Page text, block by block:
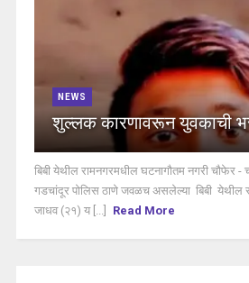
NEWS
शुल्लक कारणावरून युवकाची
बिबी येथील रामनगरमधील घटनागौतम नगरी चौफेर -
गडचांदूर पोलिस ठाणे जवळच असलेल्या बिबी येथील
जाधव (२१) य [...]
Read More